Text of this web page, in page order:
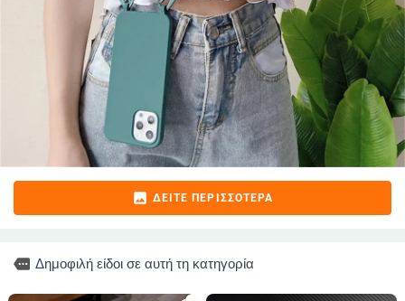
image ΔΕΊΤΕ ΠΕΡΙΣΣΌΤΕΡΑ
more Δημοφιλή είδοι σε αυτή τη κατηγορία